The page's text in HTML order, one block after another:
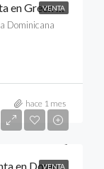
VENTA
Proyecto de Apartamento en Preventa en Green Village Condos, Cap Cana, Punta Cana
Dominicana
hace 1 mes
VENTA
Proyecto de Apartamentos en Preventa en Downtown, Punta Cana